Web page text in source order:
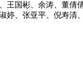
王国彬、余涛、董
、张亚平、倪寿清